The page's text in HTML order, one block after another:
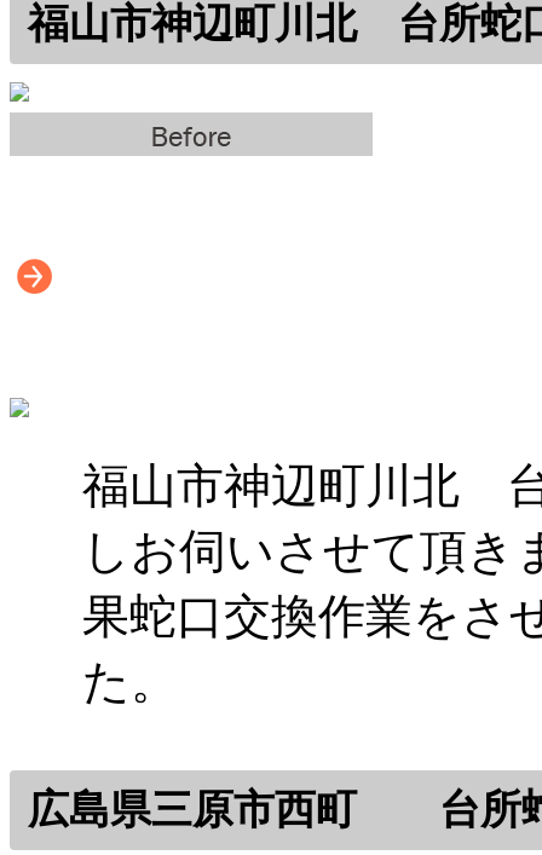
福山市神辺町川北 台所
福山市神辺町川北
しお伺いさせて頂き
果蛇口交換作業をさ
た。
広島県三原市西町 台所